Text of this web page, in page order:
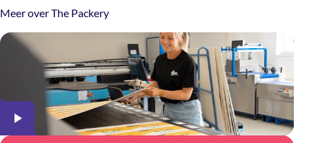
Meer over The Packery